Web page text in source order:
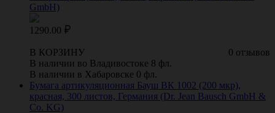
GmbH)
1290.00
0 отзывов
В КОРЗИНУ
В наличии во Владивостоке 8 фл.
В наличии в Хабаровске 0 фл.
Бумага артикуляционная Бауш ВК 1002 (200 мкр),
красная, 300 листов, Германия (Dr. Jean Bausch GmbH &
Co. KG)